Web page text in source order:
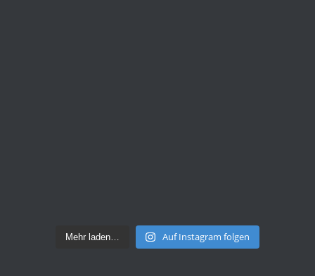
Mehr laden… Auf Instagram folgen